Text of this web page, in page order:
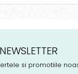
NEWSLETTER
si promotiile